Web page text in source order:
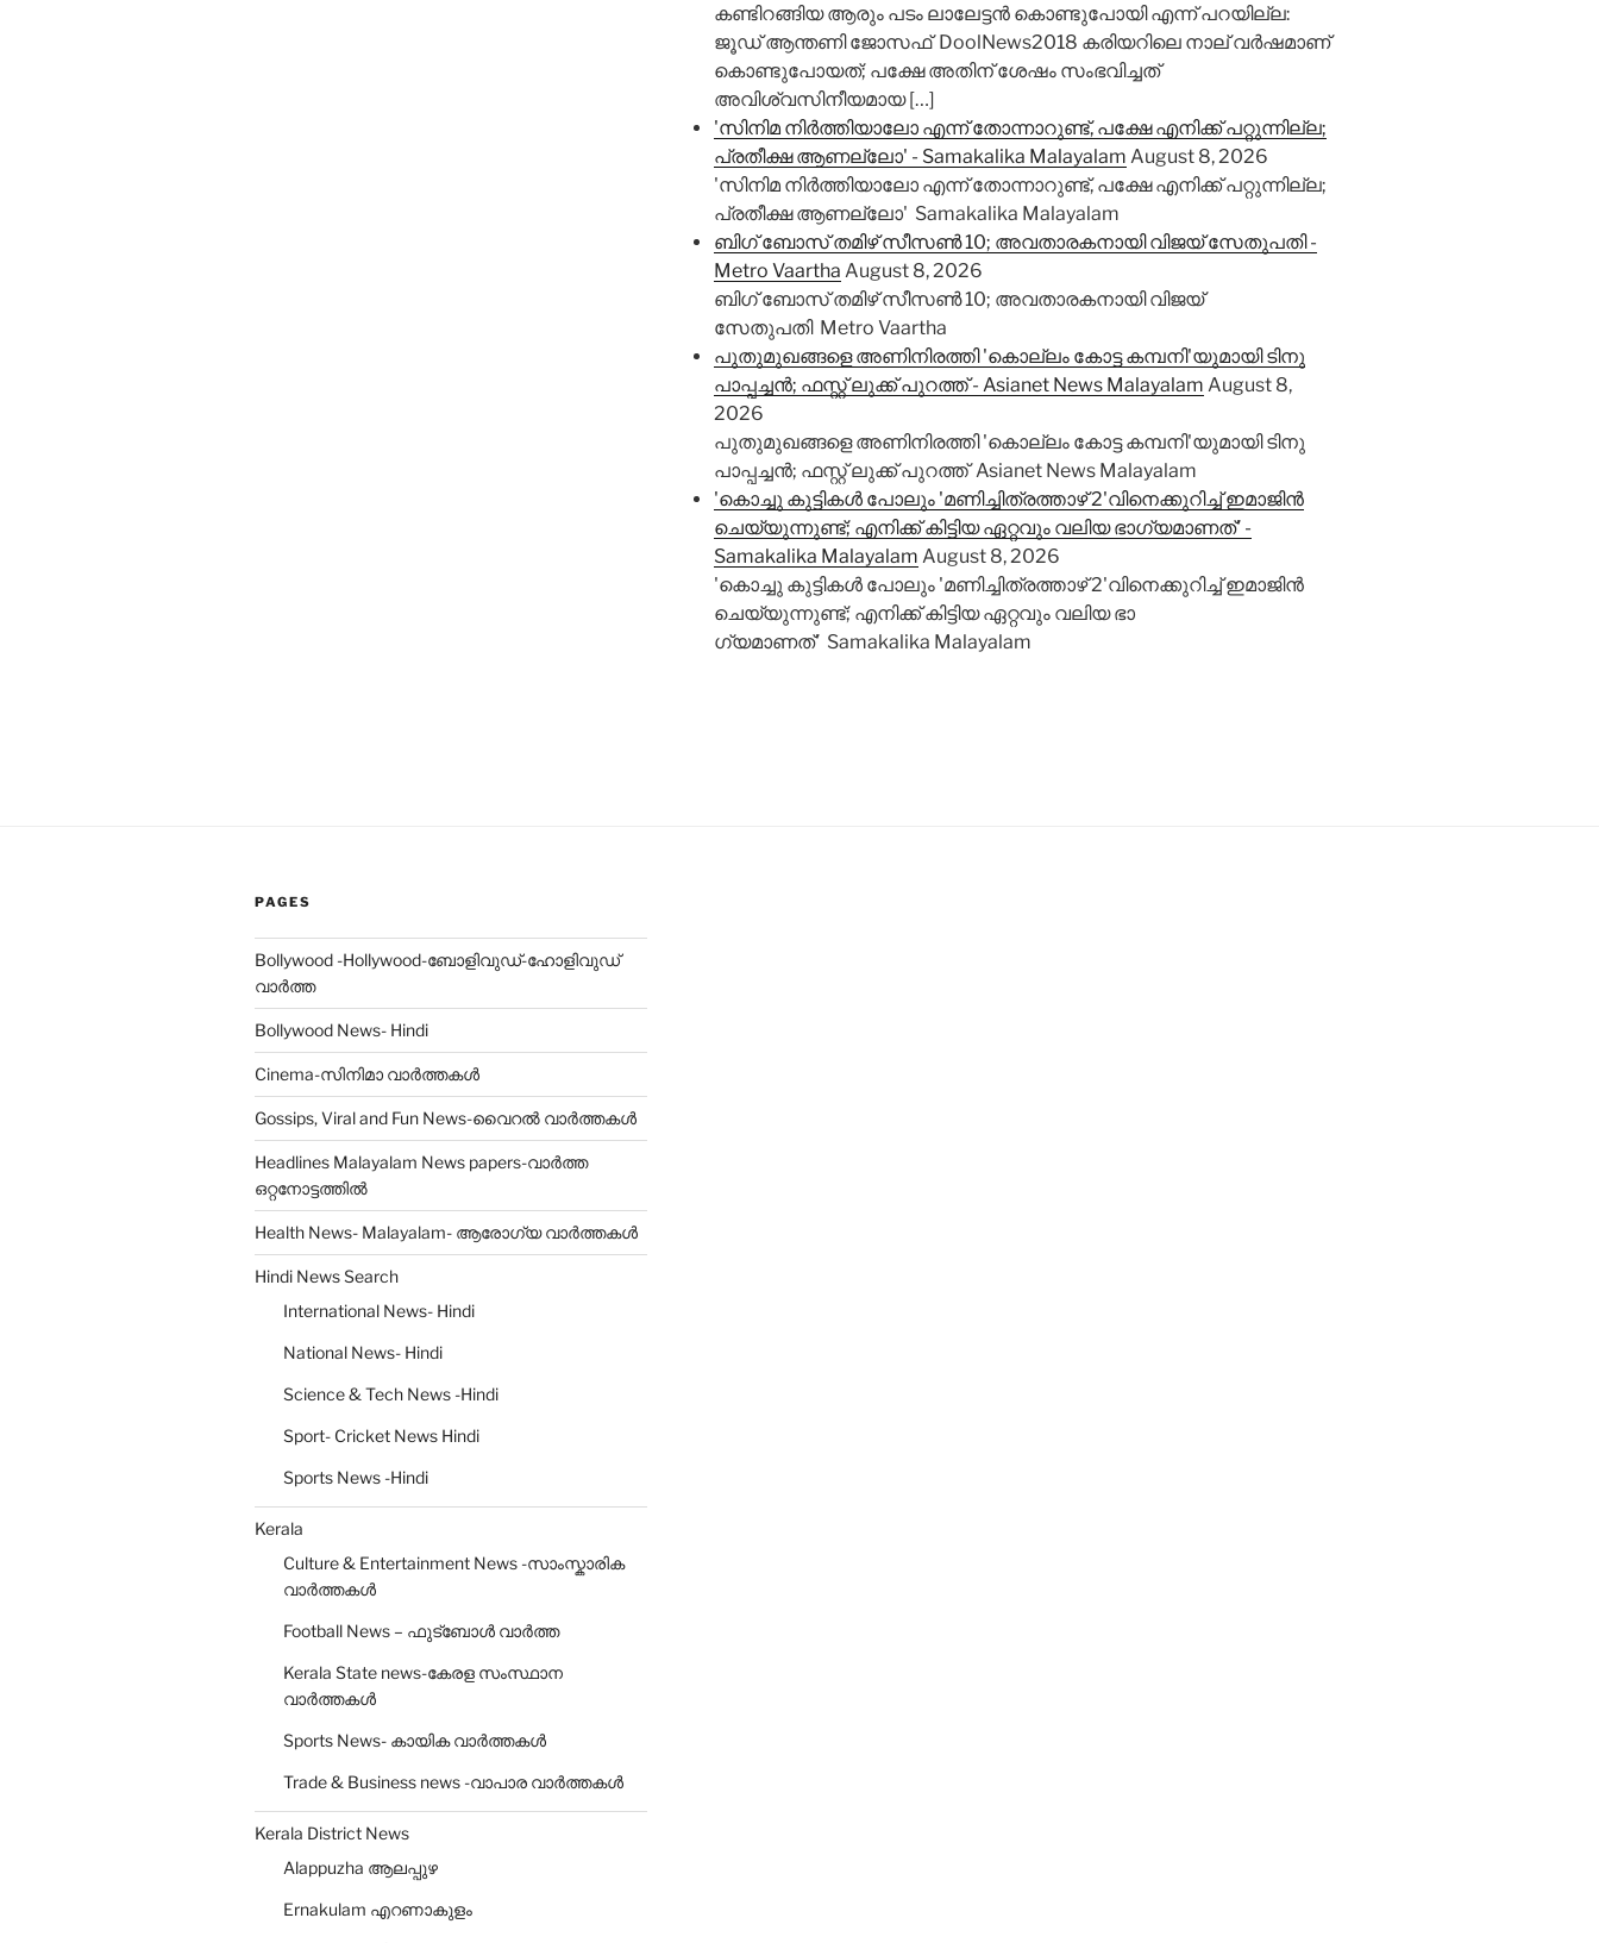
കണ്ടിറങ്ങിയ ആരും പടം ലാലേട്ടൻ കൊണ്ടുപോയി എന്ന് പറയില്ല:
ജൂഡ് ആന്തണി ജോസഫ് DoolNews2018 കരിയറിലെ നാല് വര്‍ഷമാണ്
കൊണ്ടുപോയത്; പക്ഷേ അതിന് ശേഷം സംഭവിച്ചത്
അവിശ്വസിനീയമായ […]
'സിനിമ നിർത്തിയാലോ എന്ന് തോന്നാറുണ്ട്, പക്ഷേ എനിക്ക് പറ്റുന്നില്ല;
പ്രതീക്ഷ ആണല്ലോ' - Samakalika Malayalam August 8, 2026
'സിനിമ നിർത്തിയാലോ എന്ന് തോന്നാറുണ്ട്, പക്ഷേ എനിക്ക് പറ്റുന്നില്ല;
പ്രതീക്ഷ ആണല്ലോ' Samakalika Malayalam
ബിഗ് ബോസ് തമിഴ് സീസൺ 10; അവതാരകനായി വിജയ് സേതുപതി -
Metro Vaartha August 8, 2026
ബിഗ് ബോസ് തമിഴ് സീസൺ 10; അവതാരകനായി വിജയ്
സേതുപതി Metro Vaartha
പുതുമുഖങ്ങളെ അണിനിരത്തി 'കൊല്ലം കോട്ട കമ്പനി'യുമായി ടിനു
പാപ്പച്ചൻ; ഫസ്റ്റ് ലുക്ക് പുറത്ത് - Asianet News Malayalam August 8,
2026
പുതുമുഖങ്ങളെ അണിനിരത്തി 'കൊല്ലം കോട്ട കമ്പനി'യുമായി ടിനു
പാപ്പച്ചൻ; ഫസ്റ്റ് ലുക്ക് പുറത്ത് Asianet News Malayalam
'കൊച്ചു കുട്ടികൾ പോലും 'മണിച്ചിത്രത്താഴ് 2'വിനെക്കുറിച്ച് ഇമാജിൻ
ചെയ്യുന്നുണ്ട്; എനിക്ക് കിട്ടിയ ഏറ്റവും വലിയ ഭാ​ഗ്യമാണത്' -
Samakalika Malayalam August 8, 2026
'കൊച്ചു കുട്ടികൾ പോലും 'മണിച്ചിത്രത്താഴ് 2'വിനെക്കുറിച്ച് ഇമാജിൻ
ചെയ്യുന്നുണ്ട്; എനിക്ക് കിട്ടിയ ഏറ്റവും വലിയ ഭാ​
ഗ്യമാണത്' Samakalika Malayalam
PAGES
Bollywood -Hollywood-ബോളിവുഡ്-ഹോളിവുഡ്
വാർത്ത
Bollywood News- Hindi
Cinema-സിനിമാ വാർത്തകൾ
Gossips, Viral and Fun News-വൈറൽ വാർത്തകൾ
Headlines Malayalam News papers-വാർത്ത
ഒറ്റനോട്ടത്തിൽ
Health News- Malayalam- ആരോഗ്യ വാർത്തകൾ
Hindi News Search
International News- Hindi
National News- Hindi
Science & Tech News -Hindi
Sport- Cricket News Hindi
Sports News -Hindi
Kerala
Culture & Entertainment News -സാംസ്കാരിക
വാർത്തകൾ
Football News – ഫുട്ബോൾ വാർത്ത
Kerala State news-കേരള സംസ്ഥാന
വാർത്തകൾ
Sports News- കായിക വാർത്തകൾ
Trade & Business news -വാപാര വാർത്തകൾ
Kerala District News
Alappuzha ആലപ്പുഴ
Ernakulam എറണാകുളം